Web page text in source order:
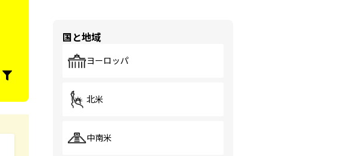
国と地域
ヨーロッパ
北米
中南米